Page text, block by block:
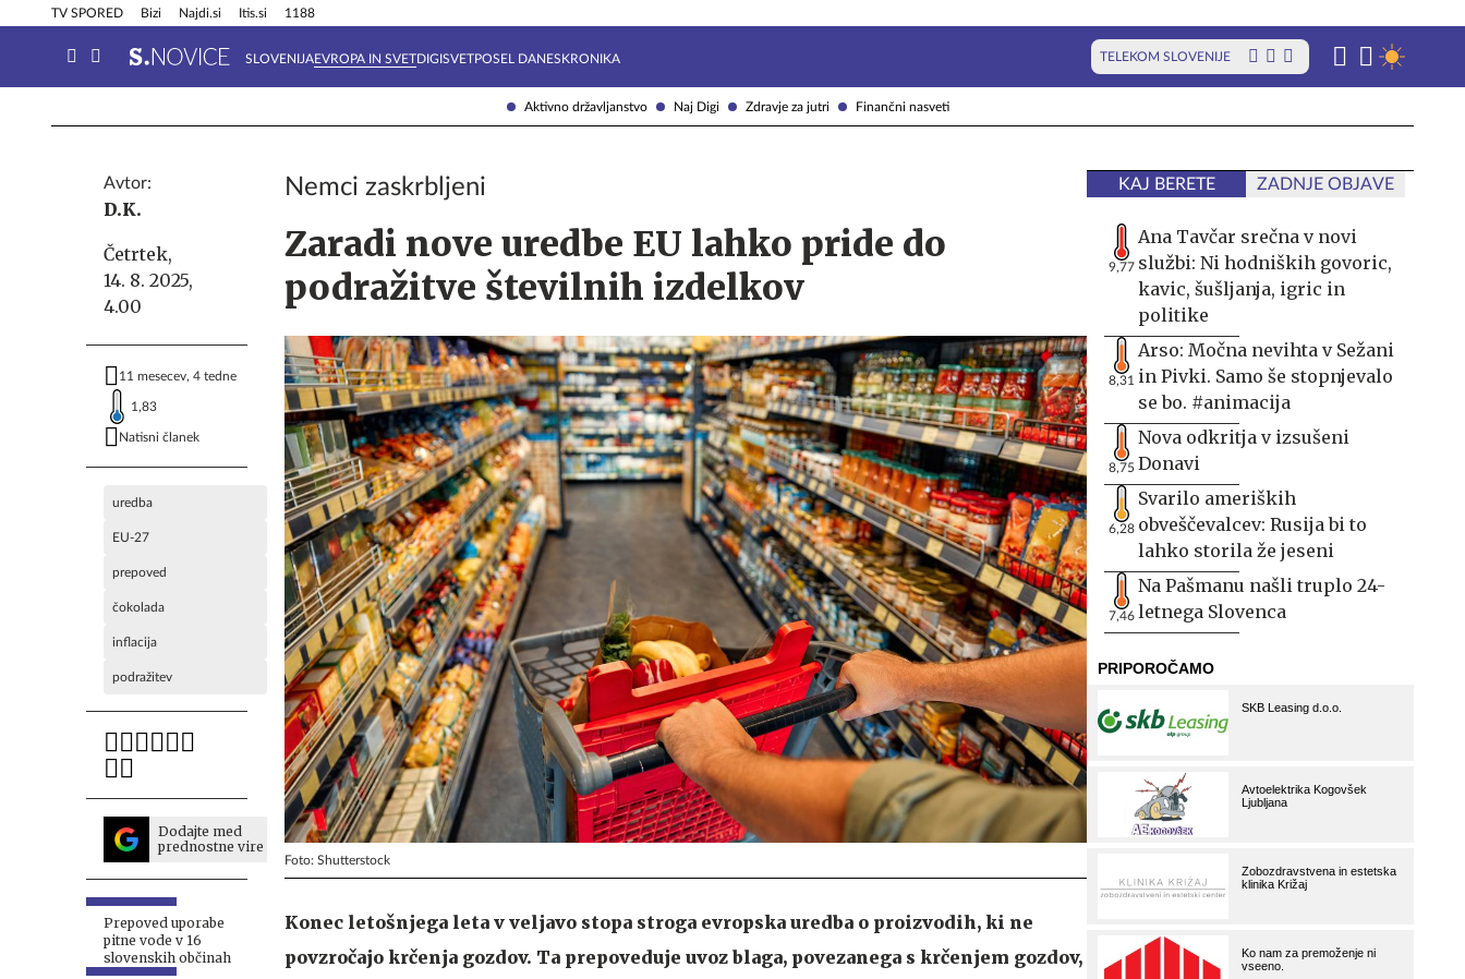
Aktivno državljanstvo Naj Digi Zdravje za jutri Finančni nasveti
TV SPORED Bizi Najdi.si Itis.si 1188
SLOVENIJAEVROPA IN SVETDIGISVETPOSEL DANESKRONIKA TELEKOM SLOVENIJE
Info in obvestila Tehnik
Avtor:
D.K.
Četrtek,
14. 8. 2025,
4.00
11 mesecev, 4 tedne
1,83
Natisni članek
uredba
EU-27
prepoved
čokolada
inflacija
podražitev
Dodajte med
prednostne vire
Prepoved uporabe
pitne vode v 16
slovenskih občinah
Nemci zaskrbljeni
Zaradi nove uredbe EU lahko pride do
podražitve številnih izdelkov
Foto: Shutterstock
Konec letošnjega leta v veljavo stopa stroga evropska uredba o proizvodih, ki ne
povzročajo krčenja gozdov. Ta prepoveduje uvoz blaga, povezanega s krčenjem gozdov,
KAJ BERETE ZADNJE OBJAVE
9,77
Ana Tavčar srečna v novi
službi: Ni hodniških govoric,
kavic, šušljanja, igric in
politike
8,31
Arso: Močna nevihta v Sežani
in Pivki. Samo še stopnjevalo
se bo. #animacija
8,75
Nova odkritja v izsušeni
Donavi
6,28
Svarilo ameriških
obveščevalcev: Rusija bi to
lahko storila že jeseni
7,46
Na Pašmanu našli truplo 24-
letnega Slovenca